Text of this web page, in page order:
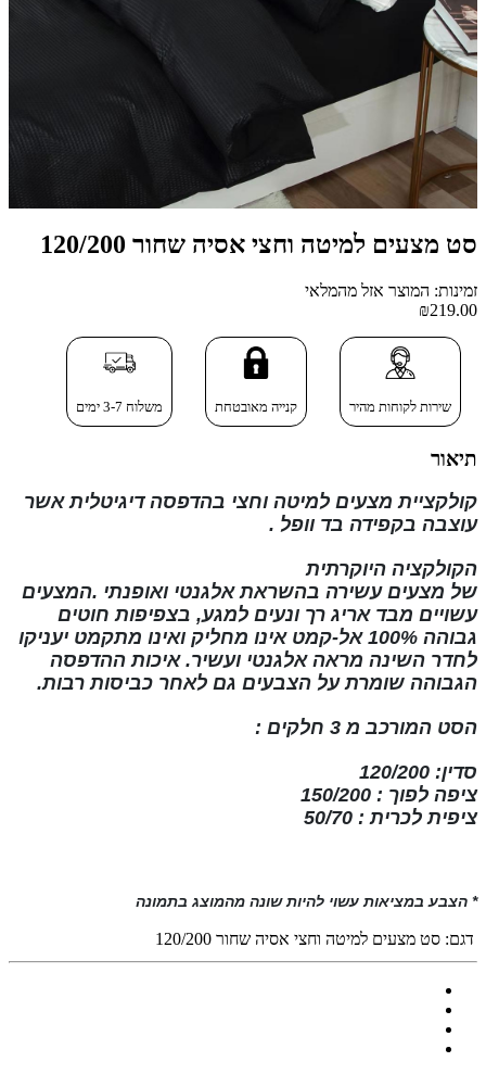
סט מצעים למיטה וחצי אסיה שחור 120/200
זמינות: המוצר אזל מהמלאי
₪219.00
שירות לקוחות מהיר קנייה מאובטחת משלוח 3-7 ימים
תיאור
קולקציית מצעים למיטה וחצי בהדפסה דיגיטליתאשר
עוצבה בקפידה בד וופל .
הקולקציה היוקרתית
של מצעים עשירה בהשראתאלגנטי ואופנתי .המצעים
עשויים מבד אריג רך ונעים למגע, בצפיפות חוטים
גבוהה 100% אל-קמט אינו מחליק ואינו מתקמט יעניקו
לחדר השינה מראה אלגנטי ועשיר. איכות ההדפסה
הגבוהה שומרת על הצבעים גם לאחר כביסות רבות.
הסט המורכב מ 3 חלקים :
סדין: 120/200
ציפה לפוך : 150/200
ציפית לכרית : 50/70
* הצבע במציאות עשוי להיות שונה מהמוצג בתמונה
דגם: סט מצעים למיטה וחצי אסיה שחור 120/200